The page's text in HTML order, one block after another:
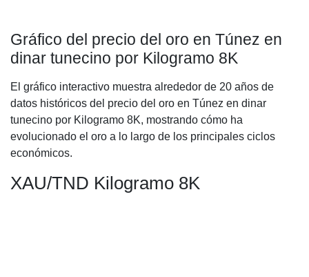
Gráfico del precio del oro en Túnez en
dinar tunecino por Kilogramo 8K
El gráfico interactivo muestra alrededor de 20 años de
datos históricos del precio del oro en Túnez en dinar
tunecino por Kilogramo 8K, mostrando cómo ha
evolucionado el oro a lo largo de los principales ciclos
económicos.
XAU/TND Kilogramo 8K